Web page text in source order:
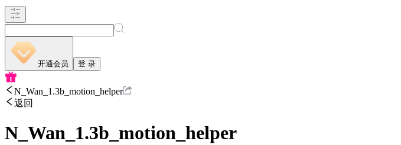
开通会员 登 录
N_Wan_1.3b_motion_helper
返回
N_Wan_1.3b_motion_helper